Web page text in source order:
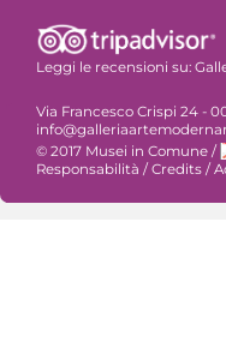
Leggi le recensioni su:
Via Francesco Crispi 24 -
© 2017 Musei in Comune /
Responsabilità /Credits /